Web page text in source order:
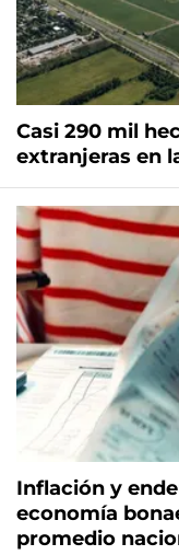
Casi 290 mil
extranjeras en
Inflación y
economía
promedio